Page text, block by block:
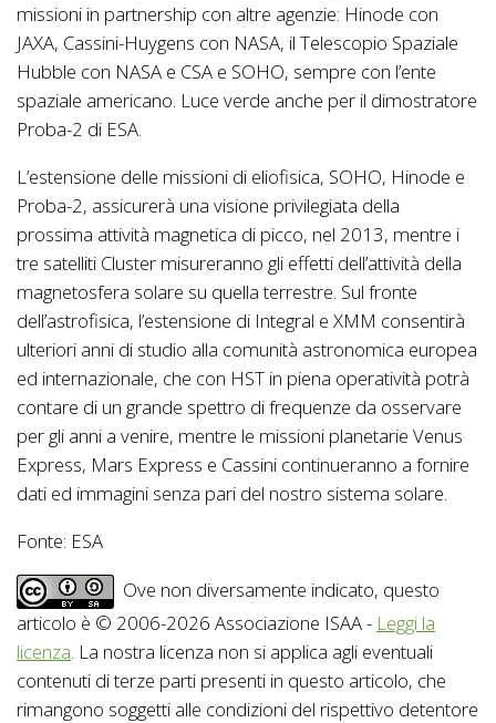
missioni in partnership con altre agenzie: Hinode con
JAXA, Cassini-Huygens con NASA, il Telescopio Spaziale
Hubble con NASA e CSA e SOHO, sempre con l’ente
spaziale americano. Luce verde anche per il dimostratore
Proba-2 di ESA.
L’estensione delle missioni di eliofisica, SOHO, Hinode e
Proba-2, assicurerà una visione privilegiata della
prossima attività magnetica di picco, nel 2013, mentre i
tre satelliti Cluster misureranno gli effetti dell’attività della
magnetosfera solare su quella terrestre. Sul fronte
dell’astrofisica, l’estensione di Integral e XMM consentirà
ulteriori anni di studio alla comunità astronomica europea
ed internazionale, che con HST in piena operatività potrà
contare di un grande spettro di frequenze da osservare
per gli anni a venire, mentre le missioni planetarie Venus
Express, Mars Express e Cassini continueranno a fornire
dati ed immagini senza pari del nostro sistema solare.
Fonte: ESA
Ove non diversamente indicato, questo
articolo è © 2006-2026 Associazione ISAA - Leggi la
licenza . La nostra licenza non si applica agli eventuali
contenuti di terze parti presenti in questo articolo, che
rimangono soggetti alle condizioni del rispettivo detentore